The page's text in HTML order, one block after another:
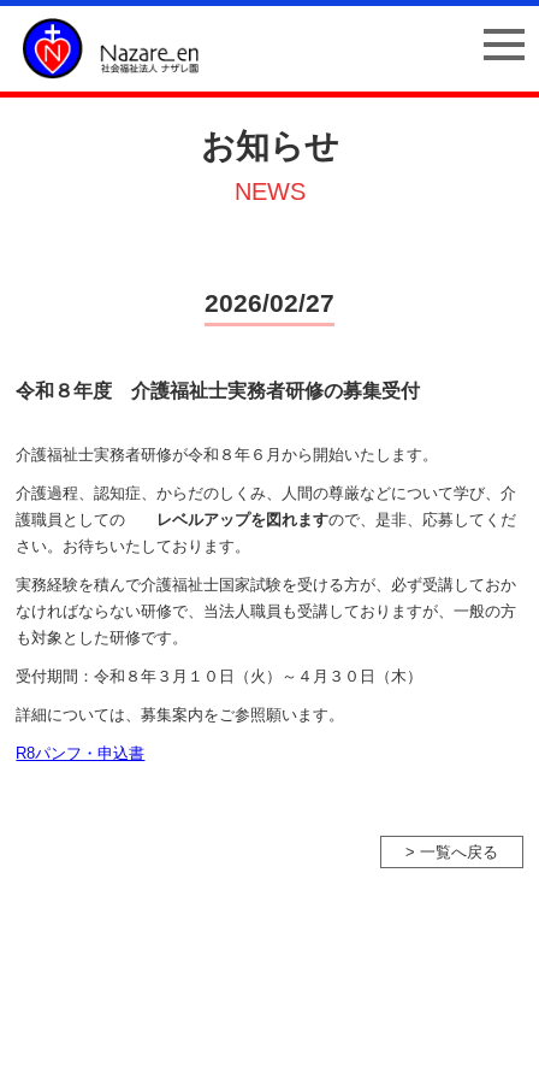
お知らせ
NEWS
2026/02/27
令和８年度 介護福祉士実務者研修の募集受付
介護福祉士実務者研修が令和８年６月から開始いたします。
介護過程、認知症、からだのしくみ、人間の尊厳などについて学び、介
護職員としての
レベルアップを図れますので、是非、応募してくだ
さい。お待ちいたしております。
実務経験を積んで介護福祉士国家試験を受ける方が、必ず受講しておか
なければならない研修で、当法人職員も受講しておりますが、一般の方
も対象とした研修です。
受付期間：令和８年３月１０日（火）～４月３０日（木）
詳細については、募集案内をご参照願います。
R8パンフ・申込書
> 一覧へ戻る